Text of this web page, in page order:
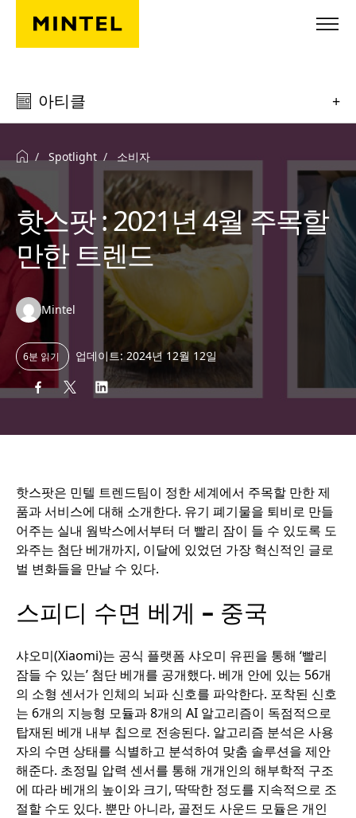
Skip to main content
아티클 +
Spotlight 소비자
핫스팟 : 2021년 4월 주목할
만한 트렌드
Authors:
Mintel
6분 읽기 업데이트: 2024년 12월 12일
핫스팟은 민텔 트렌드팀이 정한 세계에서 주목할 만한 제
품과 서비스에 대해 소개한다. 유기 폐기물을 퇴비로 만들
어주는 실내 웜박스에서부터 더 빨리 잠이 들 수 있도록 도
와주는 첨단 베개까지, 이달에 있었던 가장 혁신적인 글로
벌 변화들을 만날 수 있다.
스피디 수면 베게 – 중국
샤오미(Xiaomi)는 공식 플랫폼 샤오미 유핀을 통해 ‘빨리
잠들 수 있는’ 첨단 베개를 공개했다. 베개 안에 있는 56개
의 소형 센서가 인체의 뇌파 신호를 파악한다. 포착된 신호
는 6개의 지능형 모듈과 8개의 AI 알고리즘이 독점적으로
탑재된 베개 내부 칩으로 전송된다. 알고리즘 분석은 사용
자의 수면 상태를 식별하고 분석하여 맞춤 솔루션을 제안
해준다. 초정밀 압력 센서를 통해 개개인의 해부학적 구조
에 따라 베개의 높이와 크기, 딱딱한 정도를 지속적으로 조
절할 수도 있다. 뿐만 아니라, 골전도 사운드 모듈은 개인